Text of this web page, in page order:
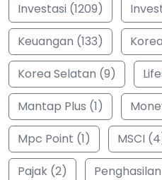
Investasi (1209)
Keuangan (133)
Korea Selatan (9)
Mantap Plus (1)
Mpc Point (1)
MSCI
Pajak (2)